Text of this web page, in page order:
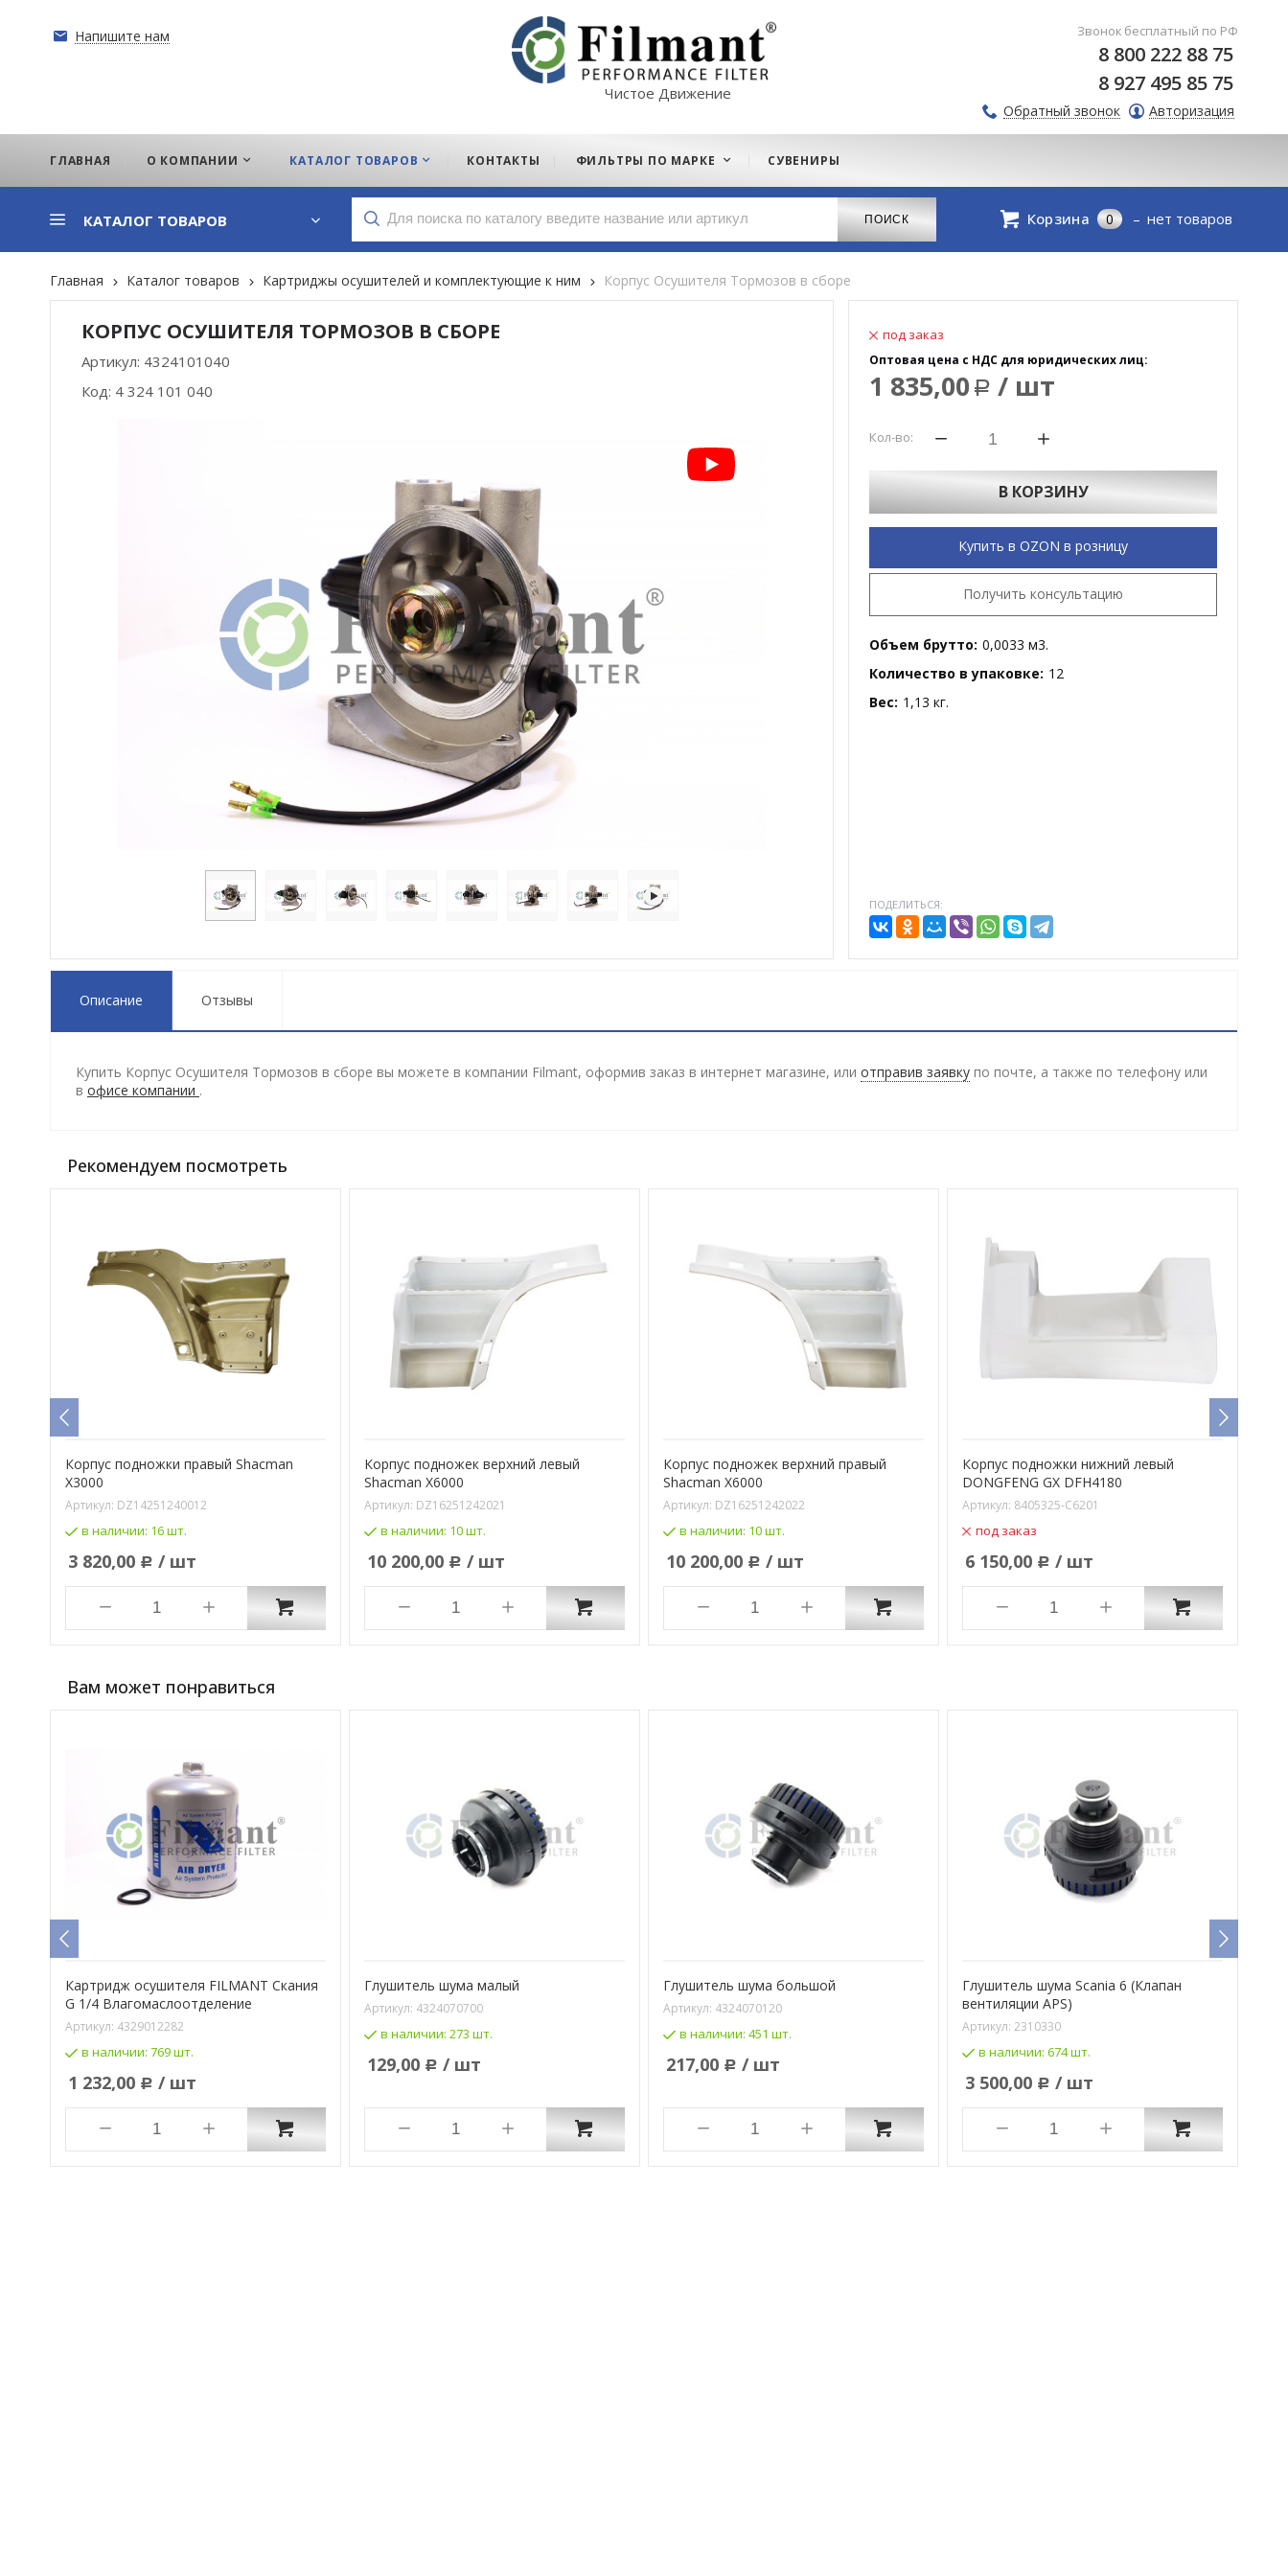
Напишите нам
Чистое Движение
Звонок бесплатный по РФ
8 800 222 88 75
8 927 495 85 75
Обратный звонок Авторизация
ГЛАВНАЯ О КОМПАНИИ КАТАЛОГ ТОВАРОВ КОНТАКТЫ ФИЛЬТРЫ ПО МАРКЕ СУВЕНИРЫ
КАТАЛОГ ТОВАРОВ Корзина 0 нет товаров
Главная Каталог товаров Картриджы осушителей и комплектующие к ним Корпус Осушителя Тормозов в сборе
КОРПУС ОСУШИТЕЛЯ ТОРМОЗОВ В СБОРЕ
Артикул: 4324101040
Код: 4 324 101 040
под заказ
Оптовая цена с НДС для юридических лиц:
1 835,00 Р / шт
Кол-во:
В КОРЗИНУ
Купить в OZON в розницу
Получить консультацию
Объем брутто: 0,0033 м3.
Количество в упаковке: 12
Вес: 1,13 кг.
ПОДЕЛИТЬСЯ:
Описание Отзывы
Купить Корпус Осушителя Тормозов в сборе вы можете в компании Filmant, оформив заказ в интернет магазине, или отправив заявку по почте, а также по телефону или
в офисе компании .
Рекомендуем посмотреть
Корпус подножки правый Shacman
X3000
Артикул: DZ14251240012
в наличии: 16 шт.
3 820,00 Р / шт
Корпус подножек верхний левый
Shacman X6000
Артикул: DZ16251242021
в наличии: 10 шт.
10 200,00 Р / шт
Корпус подножек верхний правый
Shacman X6000
Артикул: DZ16251242022
в наличии: 10 шт.
10 200,00 Р / шт
Корпус подножки нижний левый
DONGFENG GX DFH4180
Артикул: 8405325-C6201
под заказ
6 150,00 Р / шт
Вам может понравиться
Картридж осушителя FILMANT Скания
G 1/4 Влагомаслоотделение
Артикул: 4329012282
в наличии: 769 шт.
1 232,00 Р / шт
Глушитель шума малый
Артикул: 4324070700
в наличии: 273 шт.
129,00 Р / шт
Глушитель шума большой
Артикул: 4324070120
в наличии: 451 шт.
217,00 Р / шт
Глушитель шума Scania 6 (Клапан
вентиляции APS)
Артикул: 2310330
в наличии: 674 шт.
3 500,00 Р / шт